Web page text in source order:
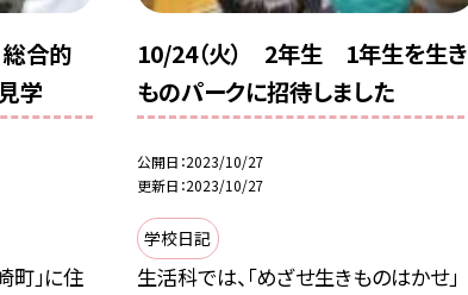
総合的
学
町」に住
10/24（火） 2年生 1年生を生き
ものパークに招待しました
公開日 2023/10/27
更新日 2023/10/27
学校日記
生活科では、「めざせ生きものはかせ」